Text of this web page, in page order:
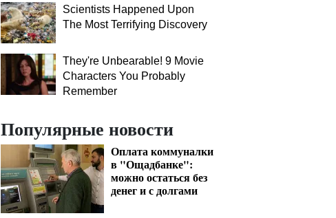
Scientists Happened Upon
The Most Terrifying Discovery
They're Unbearable! 9 Movie
Characters You Probably
Remember
Популярные новости
Оплата коммуналки
в "Ощадбанке":
можно остаться без
денег и с долгами